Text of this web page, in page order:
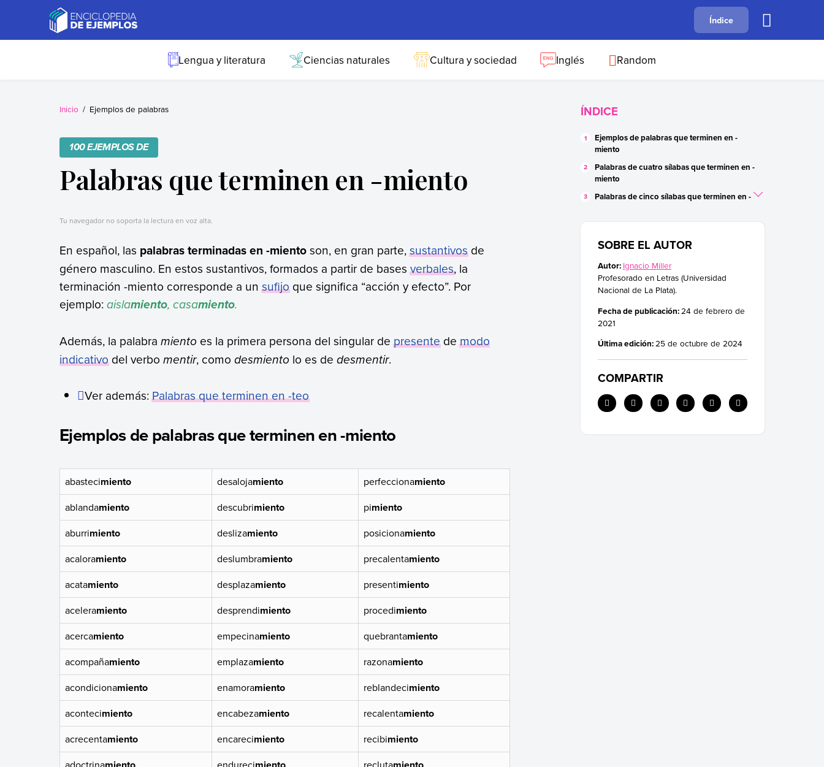
Ejemplos
Necesitas ejemplos.
B C F
Índice
Lengua y literatura Ciencias naturales Cultura y sociedad Inglés Random
Inicio Ejemplos de palabras
100 EJEMPLOS DE
Palabras que terminen en -miento
Tu navegador no soporta la lectura en voz alta.
En español, las palabras terminadas en -mientoson, en gran parte,sustantivosde
género masculino. En estos sustantivos, formados a partir de basesverbales, la
terminación -miento corresponde a unsufijoque significa “acción y efecto”. Por
ejemplo: aislamiento, casamiento.
Además, la palabra mientoes la primera persona del singular depresentedemodo
indicativodel verbo mentir, como desmientolo es de desmentir.
Ver además:Palabras que terminen en -teo
Ejemplos de palabras que terminen en -miento
abastecimiento desalojamiento perfeccionamiento
ablandamiento descubrimiento pimiento
aburrimiento deslizamiento posicionamiento
acaloramiento deslumbramiento precalentamiento
acatamiento desplazamiento presentimiento
aceleramiento desprendimiento procedimiento
acercamiento empecinamiento quebrantamiento
acompañamiento emplazamiento razonamiento
acondicionamiento enamoramiento reblandecimiento
acontecimiento encabezamiento recalentamiento
acrecentamiento encarecimiento recibimiento
ÍNDICE
Ejemplos de palabras que terminen en -
miento
Palabras de cuatro sílabas que terminen en -
miento
Palabras de cinco sílabas que terminen en -
miento
SOBRE EL AUTOR
Autor: Ignacio Miller
Profesorado en Letras (Universidad
Nacional de La Plata).
Fecha de publicación: 24 de febrero de
2021
Última edición:25 de octubre de 2024
COMPARTIR